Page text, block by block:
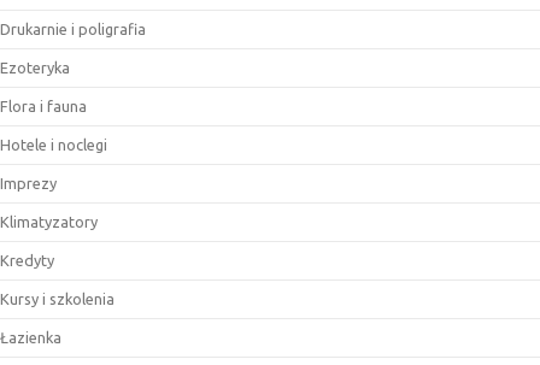
Drukarnie i poligrafia
Ezoteryka
Flora i fauna
Hotele i noclegi
Imprezy
Klimatyzatory
Kredyty
Kursy i szkolenia
Łazienka